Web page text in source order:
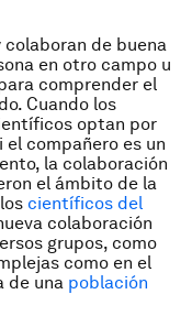
de buena
en otro campo u
comprender el
Cuando los
optan por
compañero es un
la colaboración
el ámbito de la
científicos del
colaboración
grupos, como
como en el
de una población